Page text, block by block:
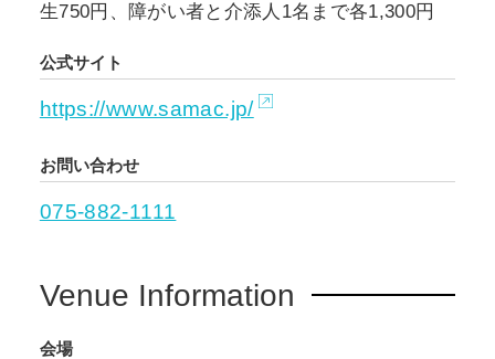
生750円、障がい者と介添人1名まで各1,300円
公式サイト
https://www.samac.jp/
お問い合わせ
075-882-1111
Venue Information
会場